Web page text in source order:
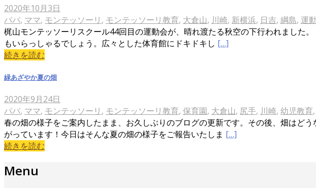
2020年10月3日
パパ, ママ, モンテッソーリ , モンテッソーリ教育, 大倉山, 川崎, 新横浜, 日吉, 綱島, 運
梶山モンテッソーリスクール44回目の運動会が、晴れ渡たる秋空の下行われました
もいらっしゃるでしょう。広々とした体育館にドキドキし […]
続きを読む
緑あざやか夏の畑
2020年9月24日
パパ, ママ, モンテッソーリ , モンテッソーリ教育, 保育園, 大倉山, 尻手, 川崎, 幼児教育,
春の畑の様子をご案内したまま、お久しぶりのブログの更新です。その後、畑はど
がっています！今日はそんな夏の畑の様子をご報告いたしま […]
続きを読む
Menu